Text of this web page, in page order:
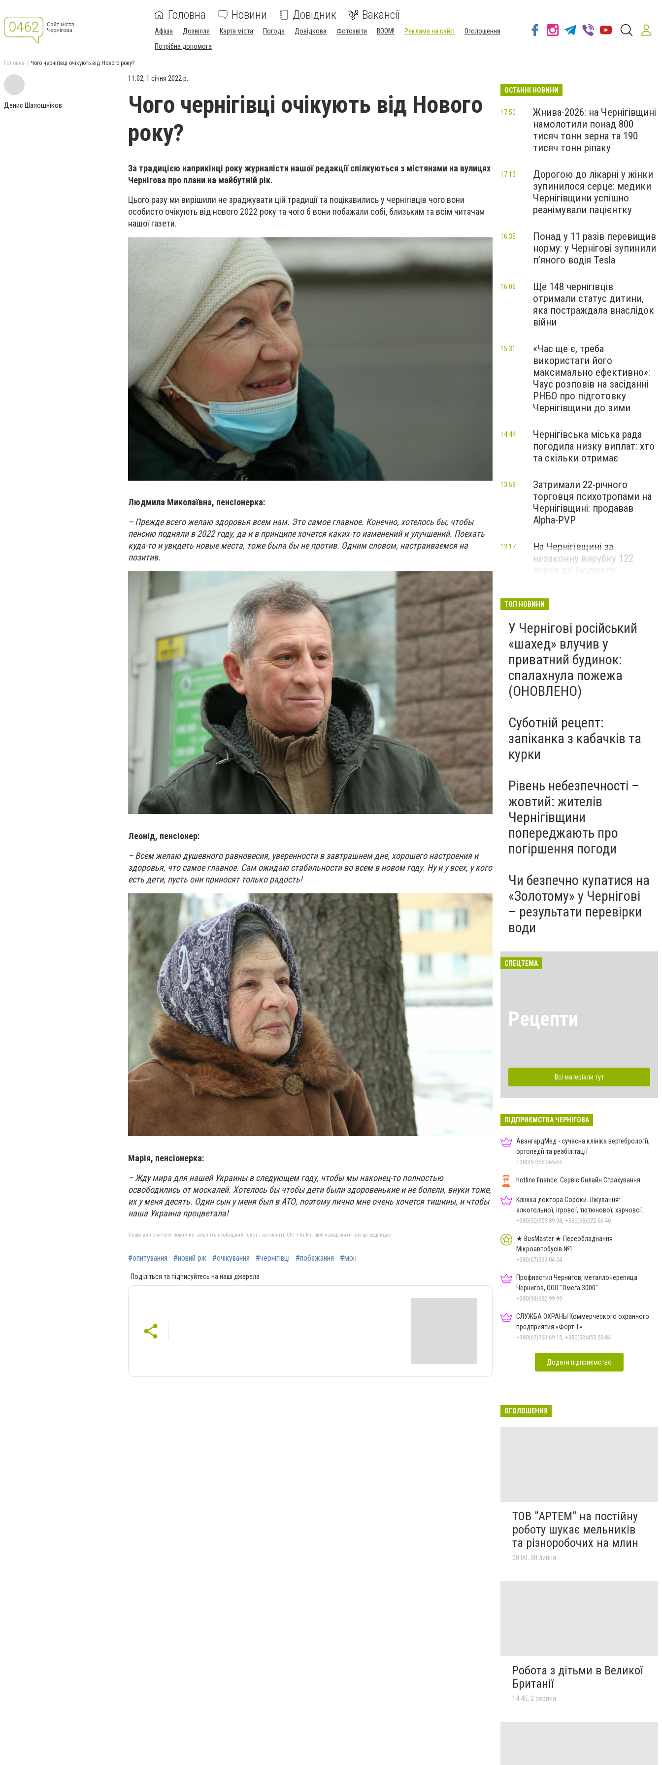
Головна Новини Довідник Вакансії
Афіша Дозвілля Карта міста Погода Довідкова Фотозвіти BOOM! Реклама на сайті
Оголошення
Потрібна допомога
Головна Чого чернігівці очікують від Нового року?
Денис Шапошніков
11:02, 1 січня 2022 р.
Чого чернігівці очікують від Нового
року?
За традицією наприкінці року журналісти нашої редакції спілкуються з містянами на вулицях
Чернігова про плани на майбутній рік.
Цього разу ми вирішили не зраджувати цій традиції та поцікавились у чернігівців чого вони
особисто очікують від нового 2022 року та чого б вони побажали собі, близьким та всім читачам
нашої газети.
Людмила Миколаївна, пенсіонерка:
– Прежде всегожелаюздоровьявсем нам. Это самое главное. Конечно, хотелось бы, чтобы
пенсию подняли в 2022 году, да и в принципе хочется каких-то изменений и улучшений. Поехать
куда-то и увидеть новые места, тоже была бы не против. Одним словом, настраиваемся на
позитив.
Леонід, пенсіонер:
–Всем желаю душевного равновесия, уверенности в завтрашнем дне, хорошего настроения и
здоровья, что самое главное. Сам ожидаю стабильности во всем в новом году. Ну и у всех, у кого
есть дети, пусть они приносят только радость!
Марія, пенсіонерка:
– Жду мира для нашей Украиныв следующем году, чтобы мы наконец-то полностью
освободились от москалей. Хотелось бы чтобы дети были здоровенькие и не болели, внуки тоже,
их у меня десять. Один сын у меня был в АТО, поэтому лично мне очень хочется тишины, и чтобы
наша Украина процветала!
Якщо ви помітили помилку, виділіть необхідний текст і натисніть Ctrl + Enter, щоб повідомити про це редакцію
#опитування #новий рік #очікування #чернігівці #побажання #мрії
Поділіться та підписуйтесь на наші джерела
ОСТАННІ НОВИНИ
Жнива-2026: на Чернігівщині
намолотили понад 800
тисяч тонн зерна та 190
тисяч тонн ріпаку
17:50
Дорогою до лікарні у жінки
зупинилося серце: медики
Чернігівщини успішно
реанімували пацієнтку
17:13
Понад у 11 разів перевищив
норму: у Чернігові зупинили
пʼяного водія Tesla
16:35
Ще 148 чернігівців
отримали статус дитини,
яка постраждала внаслідок
війни
16:06
«Час ще є, треба
використати його
максимально ефективно»:
Чаус розповів на засіданні
РНБО про підготовку
Чернігівщини до зими
15:31
Чернігівська міська рада
погодила низку виплат: хто
та скільки отримає
14:44
Затримали 22-річного
торговця психотропами на
Чернігівщині: продавав
Alpha-PVP
13:53
На Чернігівщині за
незаконну вирубку 122
дерев до бюджету
13:17
ТОП НОВИНИ
У Чернігові російський
«шахед» влучив у
приватний будинок:
спалахнула пожежа
(ОНОВЛЕНО)
Суботній рецепт:
запіканка з кабачків та
курки
Рівень небезпечності –
жовтий: жителів
Чернігівщини
попереджають про
погіршення погоди
Чи безпечно купатися на
«Золотому» у Чернігові
– результати перевірки
води
СПЕЦТЕМА
Рецепти
Всі матеріали тут
ПІДПРИЄМСТВА ЧЕРНІГОВА
АвангардМед - сучасна клініка вертебрології,
ортопедії та реабілітації
+380(97)560-65-65
hotline.finance: Сервіс Онлайн Страхування
Клініка доктора Сороки. Лікування:
алкогольної, ігрової, тютюнової, харчової
залежностей, неврозів т
+380(50)555-89-98, +380(68)072-66-40
★ BusMaster ★ Переобладнання
Мікроавтобусів №1
+380(67)599-04-04
Профнастил Чернигов, металлочерепица
Чернигов, ООО "Омега 3000"
+380(93)682-99-99
СЛУЖБА ОХРАНЫ Коммерческого охранного
предприятия «Форт-Т»
+380(67)763-69-15, +380(93)455-59-84
Додати підприємство
ОГОЛОШЕННЯ
ТОВ "АРТЕМ" на постійну
роботу шукає мельників
та різноробочих на млин
00:00, 30 липня
Робота з дітьми в Великої
Британії
14:45, 2 серпня